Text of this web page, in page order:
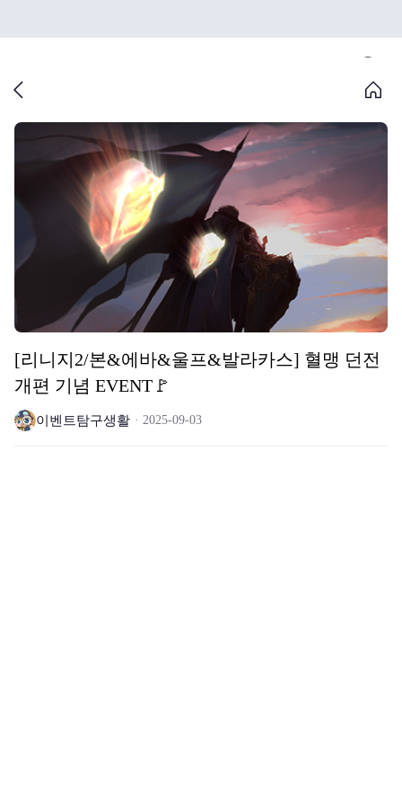
[리니지2/본&에바&울프&발라카스] 혈맹 던전
개편 기념 EVENT🚩
이벤트탐구생활 2025-09-03